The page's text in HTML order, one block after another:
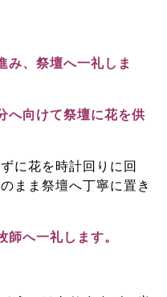
み、祭壇へ一礼しま
へ向けて祭壇に花を供
に花を時計回りに回
まま祭壇へ丁寧に置き
師へ一礼します。